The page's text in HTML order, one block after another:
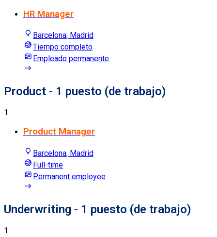
HR Manager
Barcelona, Madrid
Tiempo completo
Empleado permanente
Product - 1 puesto (de trabajo)
1
Product Manager
Barcelona, Madrid
Full-time
Permanent employee
Underwriting - 1 puesto (de trabajo)
1